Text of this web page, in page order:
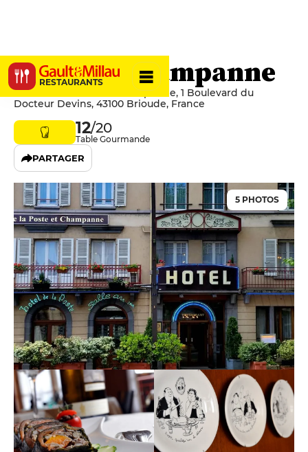
RESTAURANTS
Poste et Champanne
Hôtel de la Poste et Champanne, 1 Boulevard du
Docteur Devins, 43100 Brioude, France
12/20
Table Gourmande
PARTAGER
5 PHOTOS